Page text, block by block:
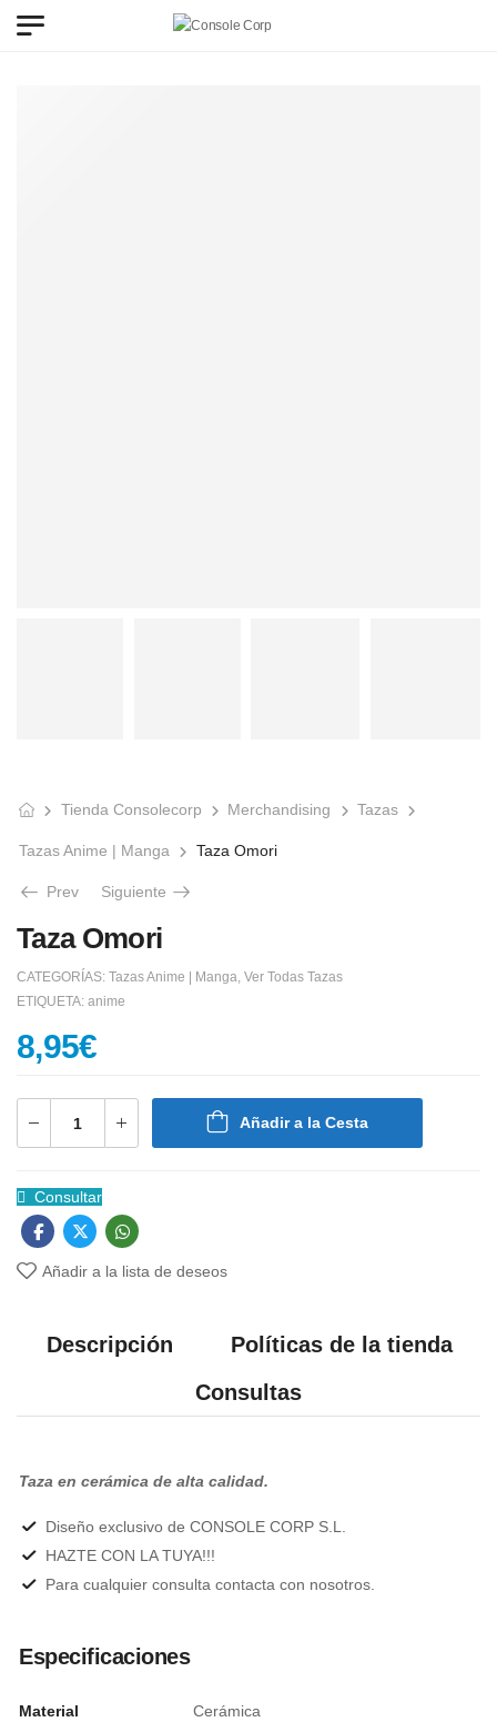
Tienda Consolecorp Merchandising Tazas
Tazas Anime | Manga Taza Omori
Prev Siguiente
Taza Omori
CATEGORÍAS: Tazas Anime | Manga, Ver Todas Tazas
ETIQUETA: anime
8,95€
Añadir a la Cesta
Consultar
Añadir a la lista de deseos
Descripción
Políticas de la tienda
Consultas
Taza en cerámica de alta calidad.
Diseño exclusivo de CONSOLE CORP S.L.
HAZTE CON LA TUYA!!!
Para cualquier consulta contacta con nosotros.
Especificaciones
Material Cerámica